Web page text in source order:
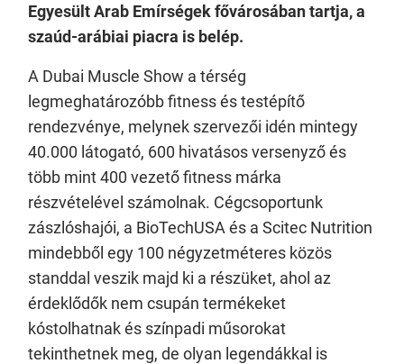
Egyesült Arab Emírségek fővárosában tartja, a
szaúd-arábiai piacra is belép.
A Dubai Muscle Show a térség
legmeghatározóbb fitness és testépítő
rendezvénye, melynek szervezői idén mintegy
40.000 látogató, 600 hivatásos versenyző és
több mint 400 vezető fitness márka
részvételével számolnak. Cégcsoportunk
zászlóshajói, a BioTechUSA és a Scitec Nutrition
mindebből egy 100 négyzetméteres közös
standdal veszik majd ki a részüket, ahol az
érdeklődők nem csupán termékeket
kóstolhatnak és színpadi műsorokat
tekinthetnek meg, de olyan legendákkal is